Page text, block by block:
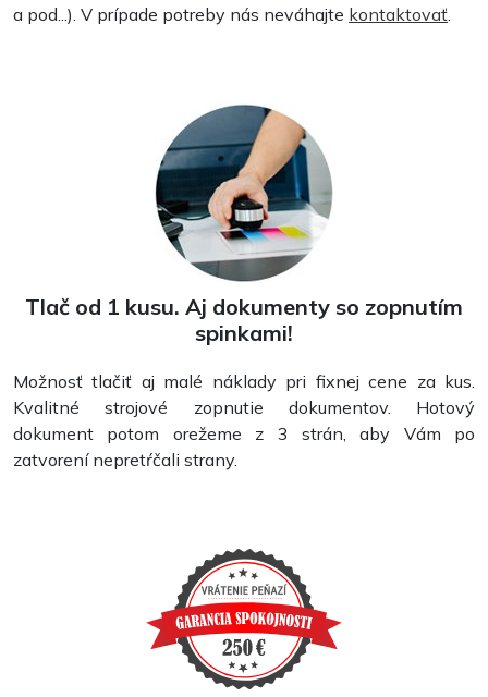
a pod...). V prípade potreby nás neváhajte kontaktovať
Tlač od 1 kusu. Aj dokumenty so zopnutím
spinkami!
Možnosť tlačiť aj malé náklady pri fixnej cene za kus.
Kvalitné strojové zopnutie dokumentov. Hotový
dokument potom orežeme z 3 strán, aby Vám po
zatvorení nepretŕčali strany.